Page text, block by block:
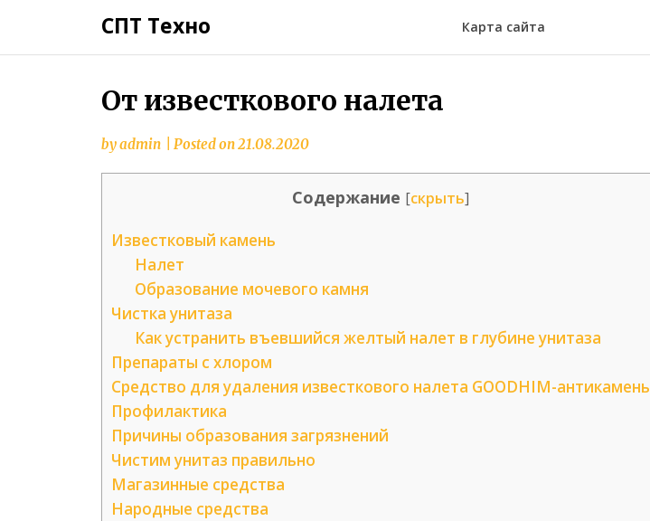
СПТ Техно Карта сайта
От известкового налета
byadmin Posted on21.08.2020
Содержание [скрыть]
Известковый камень
Налет
Образование мочевого камня
Чистка унитаза
Как устранить въевшийся желтый налет в глубине унитаза
Препараты с хлором
Средство для удаления известкового налета GOODHIM-антикамень
Профилактика
Причины образования загрязнений
Чистим унитаз правильно
Магазинные средства
Народные средства